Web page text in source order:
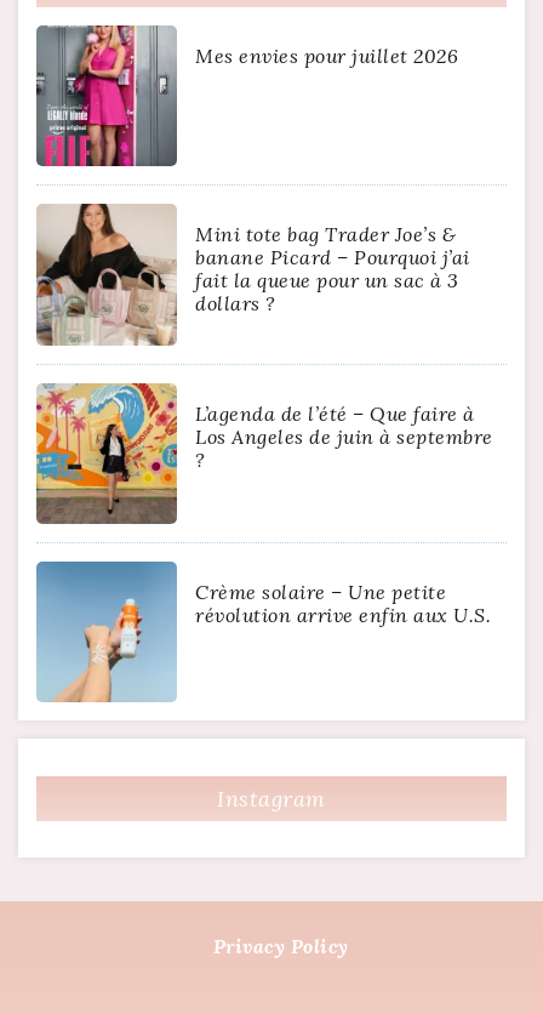
Mes envies pour juillet 2026
Mini tote bag Trader Joe’s &
banane Picard – Pourquoi j’ai
fait la queue pour un sac à 3
dollars ?
L’agenda de l’été – Que faire à
Los Angeles de juin à septembre
?
Crème solaire – Une petite
révolution arrive enfin aux U.S.
Instagram
Privacy Policy